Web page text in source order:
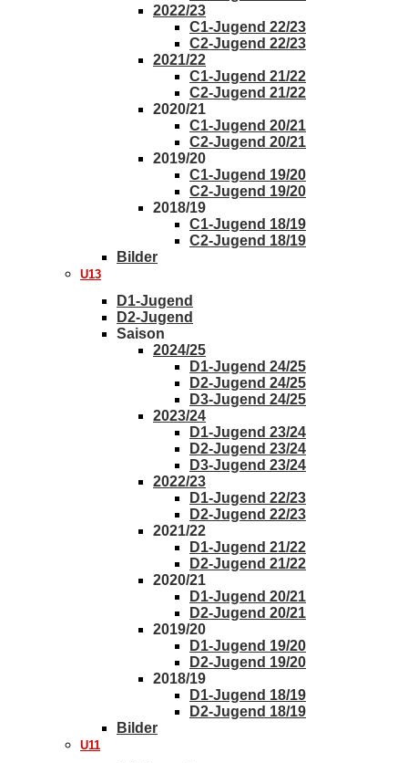
2022/23
C1-Jugend 22/23
C2-Jugend 22/23
2021/22
C1-Jugend 21/22
C2-Jugend 21/22
2020/21
C1-Jugend 20/21
C2-Jugend 20/21
2019/20
C1-Jugend 19/20
C2-Jugend 19/20
2018/19
C1-Jugend 18/19
C2-Jugend 18/19
Bilder
U13
D1-Jugend
D2-Jugend
Saison
2024/25
D1-Jugend 24/25
D2-Jugend 24/25
D3-Jugend 24/25
2023/24
D1-Jugend 23/24
D2-Jugend 23/24
D3-Jugend 23/24
2022/23
D1-Jugend 22/23
D2-Jugend 22/23
2021/22
D1-Jugend 21/22
D2-Jugend 21/22
2020/21
D1-Jugend 20/21
D2-Jugend 20/21
2019/20
D1-Jugend 19/20
D2-Jugend 19/20
2018/19
D1-Jugend 18/19
D2-Jugend 18/19
Bilder
U11